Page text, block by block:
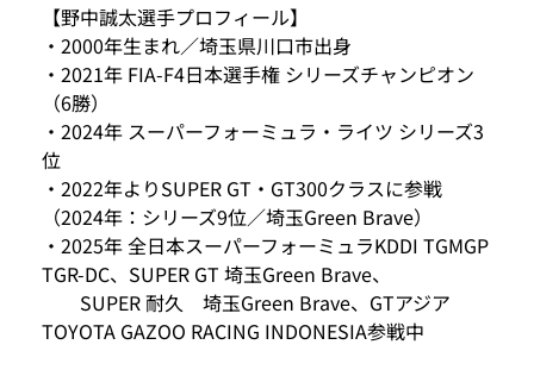
【野中誠太選手プロフィール】
・2000年生まれ／埼玉県川口市出身
・2021年 FIA-F4日本選手権 シリーズチャンピオン
（6勝）
・2024年 スーパーフォーミュラ・ライツ シリーズ3
位
・2022年よりSUPER GT・GT300クラスに参戦
（2024年：シリーズ9位／埼玉Green Brave）
・2025年 全日本スーパーフォーミュラKDDI TGMGP
TGR-DC、SUPER GT 埼玉Green Brave、
SUPER 耐久 埼玉Green Brave、GTアジア
TOYOTA GAZOO RACING INDONESIA参戦中